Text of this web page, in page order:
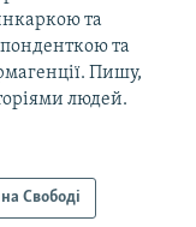
та
та
Пишу,
людей.
Свободі